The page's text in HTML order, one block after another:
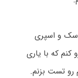
و اسپری
که با یاری
رو تست بزنم.